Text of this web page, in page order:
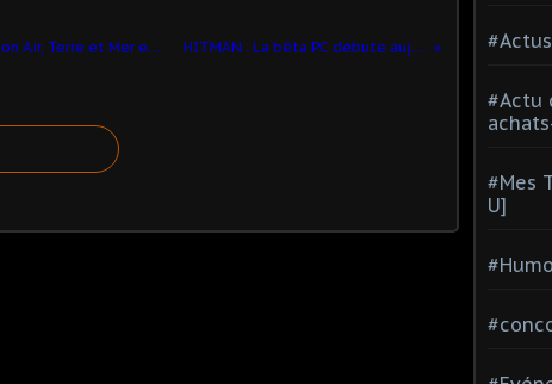
Just Cause 3 : les détails de l'extension Air, Terre et Mer enfin dévoilés‏ HITMAN : La bêta PC débute aujourd'hui #Actus
#Actu
#Mes
U]